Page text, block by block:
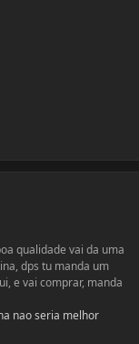
qualidade vai da uma
dps tu manda um
e vai comprar, manda
nao seria melhor